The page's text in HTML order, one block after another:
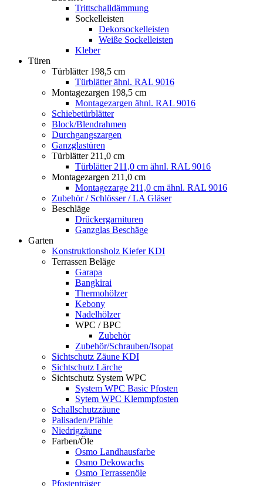
Trittschalldämmung
Sockelleisten
Dekorsockelleisten
Weiße Sockelleisten
Kleber
Türen
Türblätter 198,5 cm
Türblätter ähnl. RAL 9016
Montagezargen 198,5 cm
Montagezargen ähnl. RAL 9016
Schiebetürblätter
Block/Blendrahmen
Durchgangszargen
Ganzglastüren
Türblätter 211,0 cm
Türblätter 211,0 cm ähnl. RAL 9016
Montagezargen 211,0 cm
Montagezarge 211,0 cm ähnl. RAL 9016
Zubehör / Schlösser / LA Gläser
Beschläge
Drückergarnituren
Ganzglas Beschäge
Garten
Konstruktionsholz Kiefer KDI
Terrassen Beläge
Garapa
Bangkirai
Thermohölzer
Kebony
Nadelhölzer
WPC / BPC
Zubehör
Zubehör/Schrauben/Isopat
Sichtschutz Zäune KDI
Sichtschutz Lärche
Sichtschutz System WPC
System WPC Basic Pfosten
Sytem WPC Klemmpfosten
Schallschutzzäune
Palisaden/Pfähle
Niedrigzäune
Farben/Öle
Osmo Landhausfarbe
Osmo Dekowachs
Osmo Terrassenöle
Pfostenträger